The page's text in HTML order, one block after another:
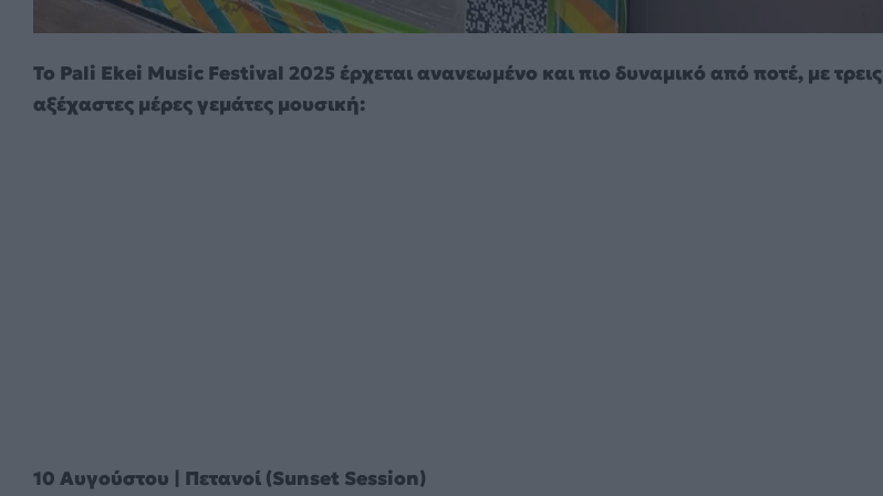
Το Pali Ekei Music Festival 2025 έρχεται ανανεωμένο και πιο δυναμικό από ποτέ, με τρεις
αξέχαστες μέρες γεμάτες μουσική:
10 Αυγούστου | Πετανοί (Sunset Session)